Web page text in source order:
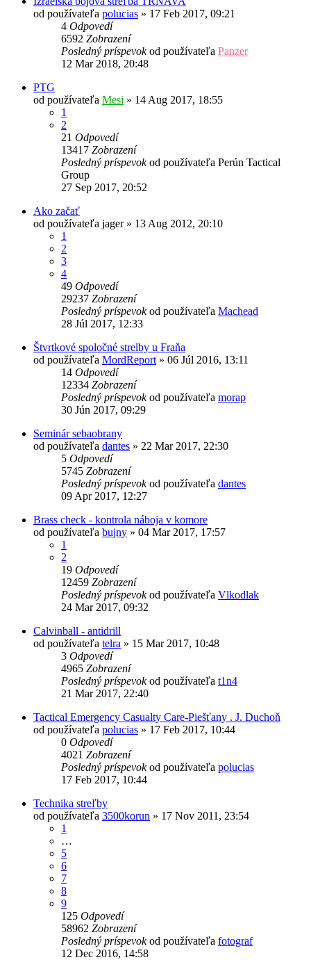
od používateľa polucias » 17 Feb 2017, 09:21
4 Odpovedí
6592 Zobrazení
Posledný príspevokod používateľa Panzer
12 Mar 2018, 20:48
PTG
od používateľa Mesi » 14 Aug 2017, 18:55
1
2
21 Odpovedí
13417 Zobrazení
Posledný príspevokod používateľa Perún Tactical
Group
27 Sep 2017, 20:52
Ako začať
od používateľa jager» 13 Aug 2012, 20:10
1
2
3
4
49 Odpovedí
29237 Zobrazení
Posledný príspevokod používateľa Machead
28 Júl 2017, 12:33
Štvrtkové spoločné strelby u Fraňa
od používateľa MordReport » 06 Júl 2016, 13:11
14 Odpovedí
12334 Zobrazení
Posledný príspevokod používateľa morap
30 Jún 2017, 09:29
Seminár sebaobrany
od používateľa dantes » 22 Mar 2017, 22:30
5 Odpovedí
5745 Zobrazení
Posledný príspevokod používateľa dantes
09 Apr 2017, 12:27
Brass check - kontrola náboja v komore
od používateľa bujny » 04 Mar 2017, 17:57
1
2
19 Odpovedí
12459 Zobrazení
Posledný príspevokod používateľa Vlkodlak
24 Mar 2017, 09:32
Calvinball - antidrill
od používateľa telra » 15 Mar 2017, 10:48
3 Odpovedí
4965 Zobrazení
Posledný príspevokod používateľa t1n4
21 Mar 2017, 22:40
Tactical Emergency Casualty Care-Piešťany . J. Duchoň
od používateľa polucias » 17 Feb 2017, 10:44
0 Odpovedí
4021 Zobrazení
Posledný príspevokod používateľa polucias
17 Feb 2017, 10:44
Technika streľby
od používateľa 3500korun » 17 Nov 2011, 23:54
1
…
5
6
7
8
9
125 Odpovedí
58962 Zobrazení
Posledný príspevokod používateľa fotograf
12 Dec 2016, 14:58